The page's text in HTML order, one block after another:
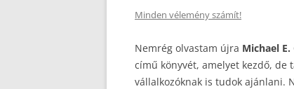
Minden vélemény számít!
Nemrég olvastam újra Michael E.
című könyvét, amelyet kezdő, de
vállalkozóknak is tudok ajánlani.